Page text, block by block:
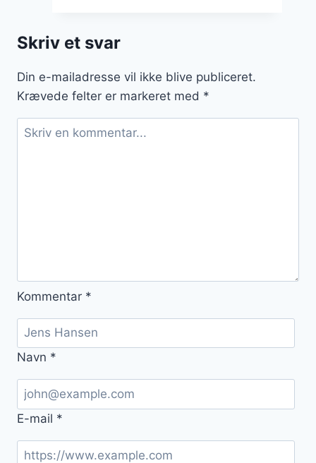
Skriv et svar
Din e-mailadresse vil ikke blive publiceret.
Krævede felter er markeret med *
Kommentar *
Navn *
E-mail *